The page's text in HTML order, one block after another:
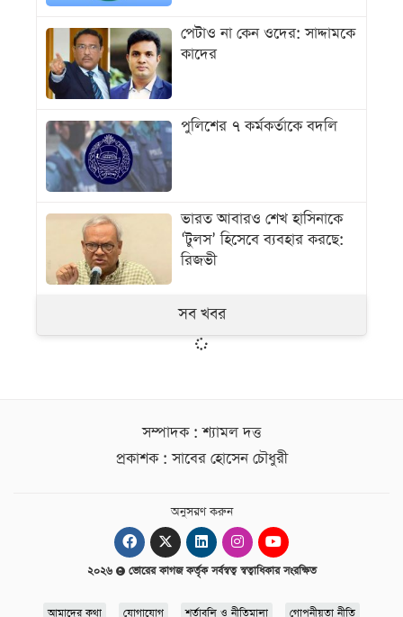
পেটাও না কেন ওদের: সাদ্দামকে
কাদের
পুলিশের ৭ কর্মকর্তাকে বদলি
ভারত আবারও শেখ হাসিনাকে
‘টুলস’ হিসেবে ব্যবহার করছে:
রিজভী
সব খবর
সম্পাদক : শ্যামল দত্ত
প্রকাশক : সাবের হোসেন চৌধুরী
অনুসরণ করুন
২০২৬ ভোরের কাগজ কর্তৃক সর্বস্বত্ব স্বত্বাধিকার সংরক্ষিত
আমাদের কথা যোগাযোগ শর্তাবলি ও নীতিমালা গোপনীয়তা নীতি